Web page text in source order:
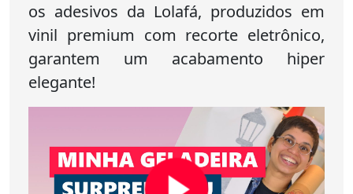
os adesivos da Lolafá, produzidos em
vinil premium com recorte eletrônico,
garantem um acabamento hiper
elegante!